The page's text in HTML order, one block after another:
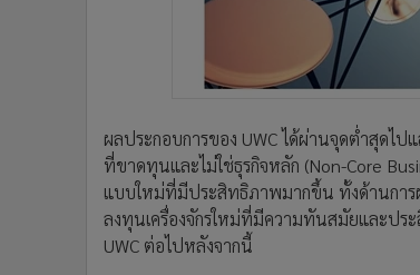
ผลประกอบการของ UWC ได้ผ่านจุดต่ำสุดไป
ที่ขาดทุนและไม่ใช่ธุรกิจหลัก (Non-Core
แบบใหม่ที่มีประสิทธิภาพมากขึ้น ทั้งด้านการ
ลงทุนเครื่องจักรใหม่ที่มีความทันสมัยและปร
UWC ต่อไปหลังจากนี้